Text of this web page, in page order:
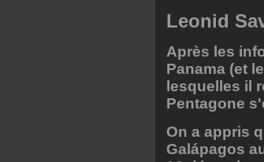
Leonid
Après les
Panama (et
lesquelles il
Pentagone
On a appris
Galápagos